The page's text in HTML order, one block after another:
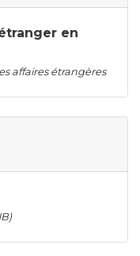
en
affaires étrangères